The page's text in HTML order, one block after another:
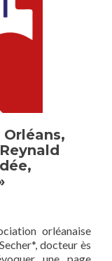
orléanaise
docteur ès